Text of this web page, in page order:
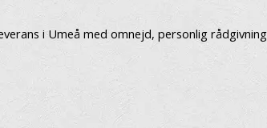
i Umeå med omnejd, personlig